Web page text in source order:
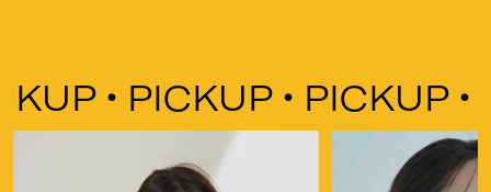
PICKUP PICKUP